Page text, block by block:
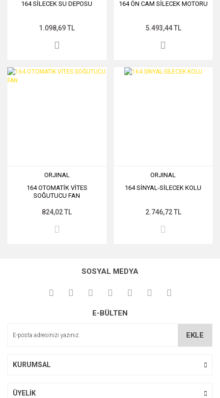
164 SİLECEK SU DEPOSU
1.098,69 TL
164 ÖN CAM SİLECEK MOTORU
5.493,44 TL
ORJINAL
164 OTOMATİK VİTES
SOĞUTUCU FAN
824,02 TL
ORJINAL
164 SİNYAL-SİLECEK KOLU
2.746,72 TL
SOSYAL MEDYA
E-BÜLTEN
EKLE
KURUMSAL
ÜYELİK